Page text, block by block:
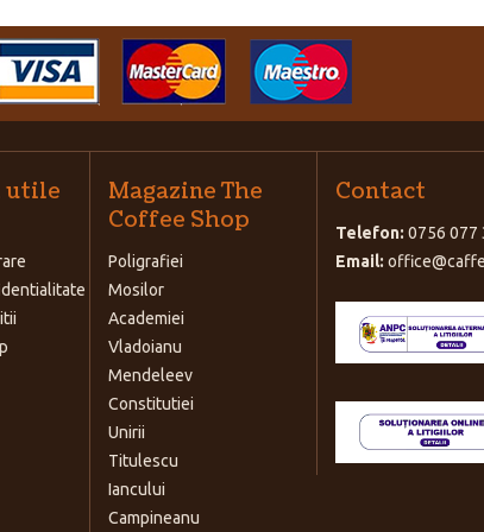
utile
Magazine The
Coffee Shop
Poligrafiei
Mosilor
Academiei
Vladoianu
Mendeleev
Constitutiei
Unirii
Titulescu
Iancului
Campineanu
Contact
Telefon: 0756 077
Email: